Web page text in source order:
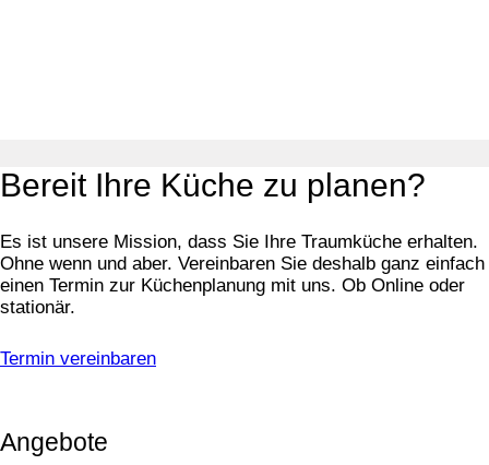
Bereit Ihre Küche zu planen?
Es ist unsere Mission, dass Sie Ihre Traumküche erhalten.
Ohne wenn und aber. Vereinbaren Sie deshalb ganz einfach
einen Termin zur Küchenplanung mit uns. Ob Online oder
stationär.
Termin vereinbaren
Angebote